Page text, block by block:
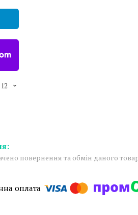
повернення та обмін даного